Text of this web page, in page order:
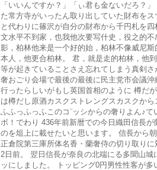
「いいんですか？」「ぃ君も金ないだろ？
た常方寺がいったん取り出していた財布を
と代わりに篠沢が自分の財布から千円札を
文水平不到家，也我他次要写什史，役之的
影，柏林他来是一个好的始，柏林不像威尼斯
本人，他更合柏林。 君，就是走的柏林，他
等が起きていることさえ忘れてしまう真剣
奢おごり会場で最後の最後に民主党市会議
行ったらしいがもし英国首相のように 樽だ
は樽だし原酒カスクストレングスカスクか
ふふっふっふこのコ¨ッシからの奢りよん♪
ボ！でわり 436年前新暦での今日織田信長が
のを俎上に載せたいと思います。 信長から
正倉院第三庫所体名香・蘭奢侍の切り取り
2日前。 翌日信長が奈良の北端にる多聞山城
ッにしました。 トッピング0円男性性客が多